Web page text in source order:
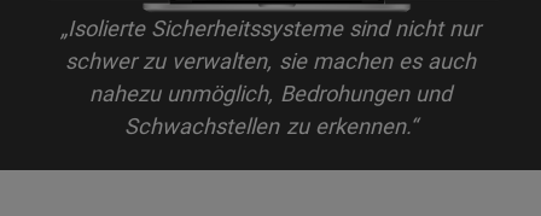
„Isolierte Sicherheitssysteme sind nicht nur
schwer zu verwalten, sie machen es auch
nahezu unmöglich, Bedrohungen und
Schwachstellen zu erkennen.“